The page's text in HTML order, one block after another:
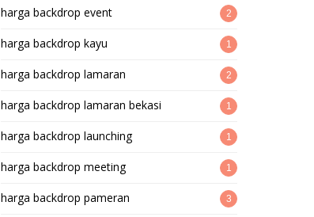
harga backdrop event 2
harga backdrop kayu 1
harga backdrop lamaran 2
harga backdrop lamaran bekasi 1
harga backdrop launching 1
harga backdrop meeting 1
harga backdrop pameran 3